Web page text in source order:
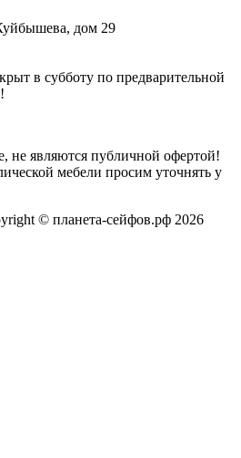
дом 29
в субботу по предварительной
не являются публичной офертой!
мебели просим уточнять у
© планета-сейфов.рф 2026